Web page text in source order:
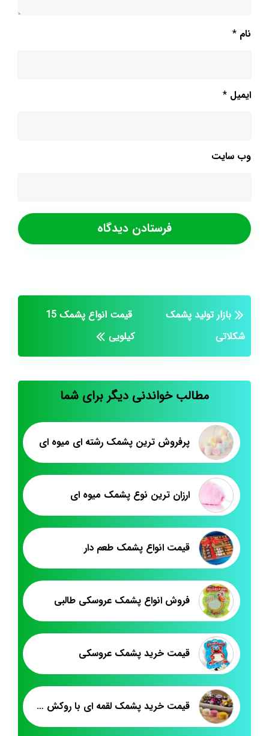
نام *
ایمیل *
وب‌ سایت
بازار تولید پشمک
شکلاتی
قیمت انواع پشمک 15
کیلویی
مطالب خواندنی دیگر برای شما
پرفروش ترین پشمک رشته ای میوه ای
ارزان ترین نوع پشمک میوه ای
قیمت انواع پشمک طعم دار
فروش انواع پشمک عروسکی طالبی
قیمت خرید پشمک عروسکی
قیمت خرید پشمک لقمه ای با روکش میوه ای حاج عبدالله